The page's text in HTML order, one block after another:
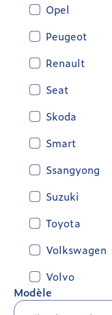
Opel
Peugeot
Renault
Seat
Skoda
Smart
Ssangyong
Suzuki
Toyota
Volkswagen
Volvo
Modèle